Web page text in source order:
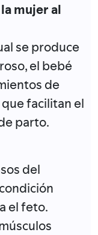
mujer al
se produce
el bebé
de
facilitan el
parto.
del
el feto.